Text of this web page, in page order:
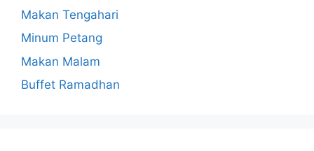
Makan Tengahari
Minum Petang
Makan Malam
Buffet Ramadhan